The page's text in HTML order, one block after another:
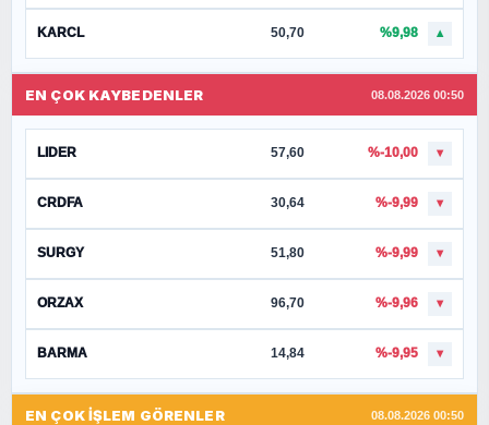
KARCL 50,70 %9,98 ▲
EN ÇOK KAYBEDENLER 08.08.2026 00:50
LIDER 57,60 %-10,00 ▼
CRDFA 30,64 %-9,99 ▼
SURGY 51,80 %-9,99 ▼
ORZAX 96,70 %-9,96 ▼
BARMA 14,84 %-9,95 ▼
EN ÇOK İŞLEM GÖRENLER 08.08.2026 00:50